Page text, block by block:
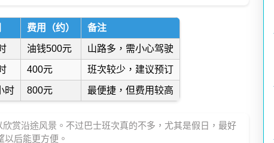
费用（约） 备注
油钱500元 山路多，需小心驾驶
400元 班次较少，建议预订
时 800元 最便捷，但费用较高
赏沿途风景。不过巴士班次真的不多，尤其是假日，最好
后能更方便。